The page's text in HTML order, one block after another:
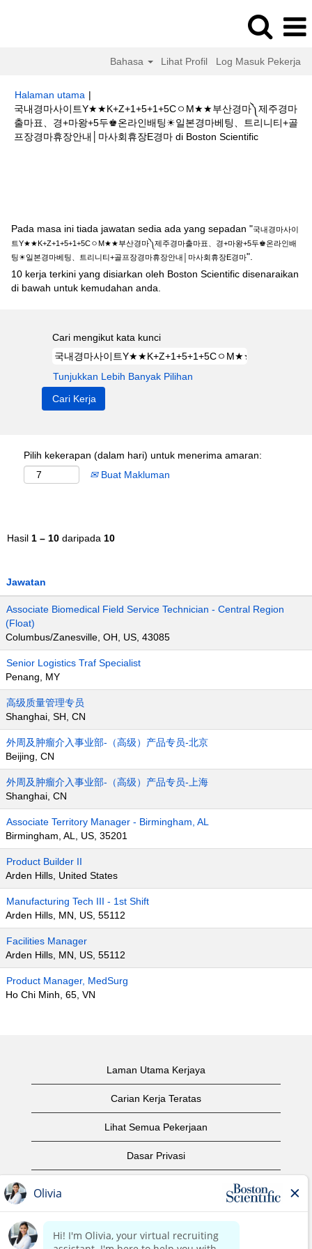
Bahasa Lihat Profil Log Masuk Pekerja
Halaman utama |
국내경마사이트Y★★K+Z+1+5+1+5CㅇM★★부산경마༽제주경마
출마표、경+마왕+5두♚온라인배팅☀일본경마베팅、트리니티+골
프장경마휴장안내│마사회휴장E경마 di Boston Scientific(halaman
Pada masa ini tiada jawatan sedia ada yang sepadan "국내경마사이
트Y★★K+Z+1+5+1+5CㅇM★★부산경마༽제주경마출마표、경+마왕+5두♚온라인배
팅☀일본경마베팅、트리니티+골프장경마휴장안내│마사회휴장E경마".
10 kerja terkini yang disiarkan oleh Boston Scientific disenaraikan
di bawah untuk kemudahan anda.
Cari mengikut kata kunci
Tunjukkan Lebih Banyak Pilihan
Pilih kekerapan (dalam hari) untuk menerima amaran:
Buat Makluman
Hasil 1 – 10 daripada 10
Jawatan
Associate Biomedical Field Service Technician - Central Region
(Float)
Columbus/Zanesville, OH, US, 43085
Senior Logistics Traf Specialist
Penang, MY
高级质量管理专员
Shanghai, SH, CN
外周及肿瘤介入事业部-（高级）产品专员-北京
Beijing, CN
外周及肿瘤介入事业部-（高级）产品专员-上海
Shanghai, CN
Associate Territory Manager - Birmingham, AL
Birmingham, AL, US, 35201
Product Builder II
Arden Hills, United States
Manufacturing Tech III - 1st Shift
Arden Hills, MN, US, 55112
Facilities Manager
Arden Hills, MN, US, 55112
Product Manager, MedSurg
Ho Chi Minh, 65, VN
Laman Utama Kerjaya
Carian Kerja Teratas
Lihat Semua Pekerjaan
Dasar Privasi
Notis Hak Cipta
Hubungi Kami